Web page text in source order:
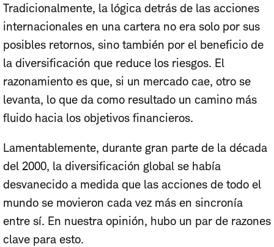
Tradicionalmente, la lógica detrás de las acciones
internacionales en una cartera no era solo por sus
posibles retornos, sino también por el beneficio de
la diversificación que reduce los riesgos. El
razonamiento es que, si un mercado cae, otro se
levanta, lo que da como resultado un camino más
fluido hacia los objetivos financieros.
Lamentablemente, durante gran parte de la década
del 2000, la diversificación global se había
desvanecido a medida que las acciones de todo el
mundo se movieron cada vez más en sincronía
entre sí. En nuestra opinión, hubo un par de razones
clave para esto.